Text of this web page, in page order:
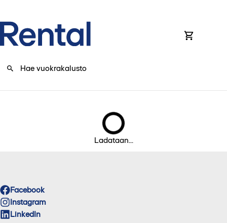
Ladataan...
Facebook
Instagram
LinkedIn